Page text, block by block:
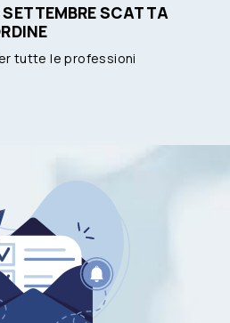
SCATTA
tutte le professioni